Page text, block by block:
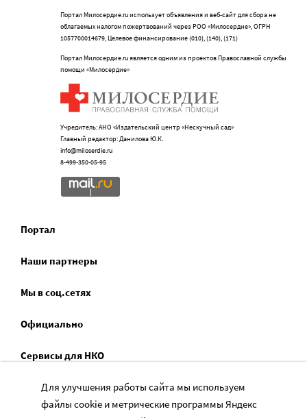
Портал Милосердие.ru использует объявления и веб-сайт для сбора не
облагаемых налогом пожертвований через РОО «Милосердие», ОГРН
1057700014679, Целевое финансирование (010), (140), (171)
Портал Милосердие.ru является одним из проектов Православной службы
помощи «Милосердие»
Учредитель: АНО «Издательский центр «Нескучный сад»
Главный редактор: Данилова Ю.К.
info@miloserdie.ru
8-499-350-05-95
Портал
Наши партнеры
Мы в соц.сетях
Официально
Сервисы для НКО
Спецпроекты
Для улучшения работы сайта мы используем
файлы cookie и метрические программы Яндекс